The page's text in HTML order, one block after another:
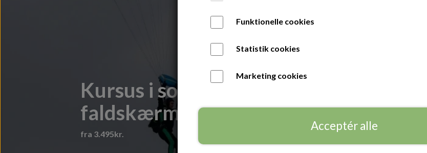
Kursus i solo
faldskærmsudspring
fra 3.495kr.
foregå. Både når alt går
Vores
Det vil sige at du oplever et
mere tid i luften, og lærer
SE LEDIGE
Funktionelle cookies
Statistik cookies
Marketing cookies
Acceptér alle